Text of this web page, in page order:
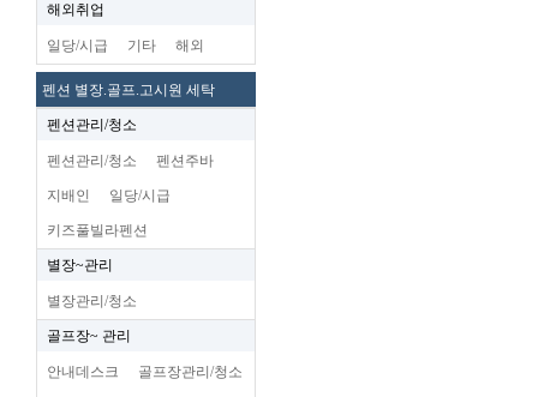
해외취업
일당/시급 기타 해외
펜션 별장.골프.고시원 세탁
펜션관리/청소
펜션관리/청소 펜션주바
지배인 일당/시급
키즈풀빌라펜션
별장~관리
별장관리/청소
골프장~ 관리
안내데스크 골프장관리/청소